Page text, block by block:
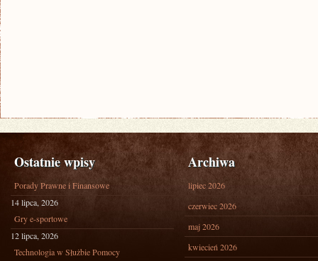
Ostatnie wpisy
Porady Prawne i Finansowe
14 lipca, 2026
Gry e-sportowe
12 lipca, 2026
Technologia w Służbie Pomocy
Archiwa
lipiec 2026
czerwiec 2026
maj 2026
kwiecień 2026